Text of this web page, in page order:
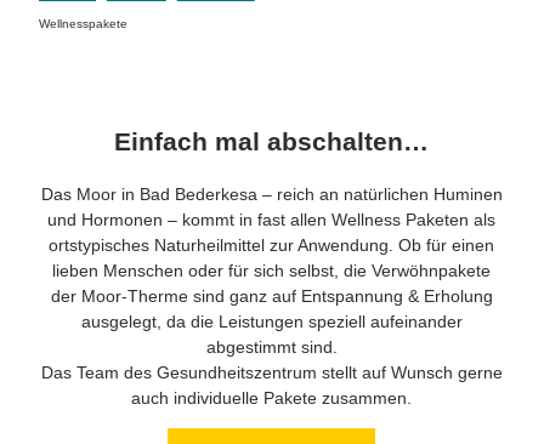
Wellnesspakete
Einfach mal abschalten…
Das Moor in Bad Bederkesa – reich an natürlichen Huminen
und Hormonen – kommt in fast allen Wellness Paketen als
ortstypisches Naturheilmittel zur Anwendung. Ob für einen
lieben Menschen oder für sich selbst, die Verwöhnpakete
der Moor-Therme sind ganz auf Entspannung & Erholung
ausgelegt, da die Leistungen speziell aufeinander
abgestimmt sind.
Das Team des Gesundheitszentrum stellt auf Wunsch gerne
auch individuelle Pakete zusammen.